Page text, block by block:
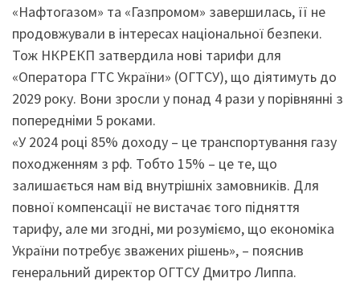
«Нафтогазом» та «Газпромом» завершилась, її не
продовжували в інтересах національної безпеки.
Тож НКРЕКП затвердила нові тарифи для
«Оператора ГТС України» (ОГТСУ), що діятимуть до
2029 року. Вони зросли у понад 4 рази у порівнянні з
попередніми 5 роками.
«У 2024 році 85% доходу – це транспортування газу
походженням з рф. Тобто 15% – це те, що
залишається нам від внутрішніх замовників. Для
повної компенсації не вистачає того підняття
тарифу, але ми згодні, ми розуміємо, що економіка
України потребує зважених рішень», – пояснив
генеральний директор ОГТСУ Дмитро Липпа.